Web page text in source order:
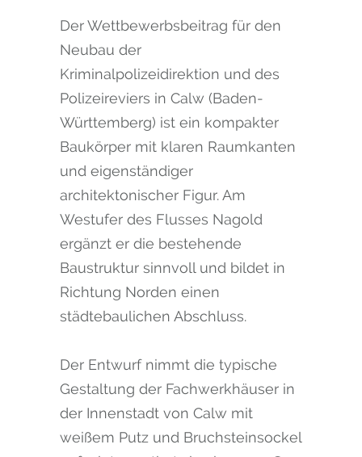
Der Wettbewerbsbeitrag für den
Neubau der
Kriminalpolizeidirektion und des
Polizeireviers in Calw (Baden-
Württemberg) ist ein kompakter
Baukörper mit klaren Raumkanten
und eigenständiger
architektonischer Figur. Am
Westufer des Flusses Nagold
ergänzt er die bestehende
Baustruktur sinnvoll und bildet in
Richtung Norden einen
städtebaulichen Abschluss.
Der Entwurf nimmt die typische
Gestaltung der Fachwerkhäuser in
der Innenstadt von Calw mit
weißem Putz und Bruchsteinsockel